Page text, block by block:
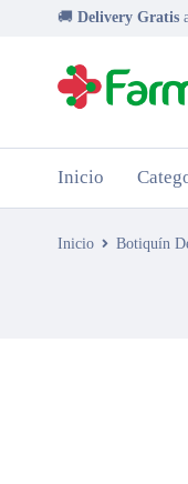
🚚 Delivery Gratis
Inicio
Inicio Botiquín